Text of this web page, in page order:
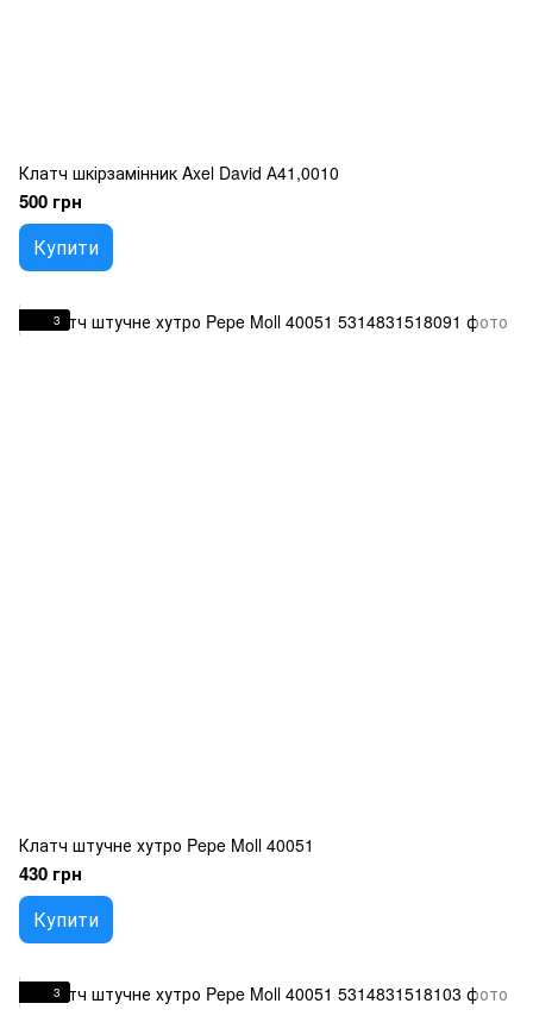
Клатч шкірзамінник Axel David А41,0010
500 грн
Купити
3
Клатч штучне хутро Pepe Moll 40051
430 грн
Купити
3